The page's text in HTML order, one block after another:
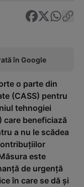
în Google
o parte din
(CASS) pentru
tehnogiei
care beneficiază
a nu le scădea
este
de urgență
în care se dă și